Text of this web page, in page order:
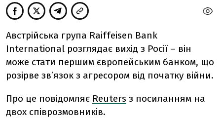
Австрійська група Raiffeisen Bank
International розглядає вихід з Росії – він
може стати першим європейським банком, що
розірве зв’язок з агресором від початку війни.
Про це повідомляє Reuters з посиланням на
двох співрозмовників.